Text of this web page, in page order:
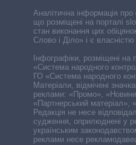
Аналітична інформація про
що розміщені на порталі
стан виконання цих
Слово і Діло» і є
Інфографіки, розміщені на
«Система народного
ГО «Система народного
Матеріали, відмічені
реклами: «Промо», «Новини
«Партнерський матеріал»,
Редакція не несе
судження, оприлюднені у
українським
реклами несе